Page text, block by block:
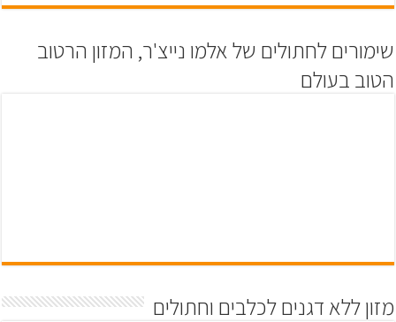
שימורים לחתולים של אלמו נייצ'ר, המזון הרטוב
הטוב בעולם
מזון ללא דגנים לכלבים וחתולים